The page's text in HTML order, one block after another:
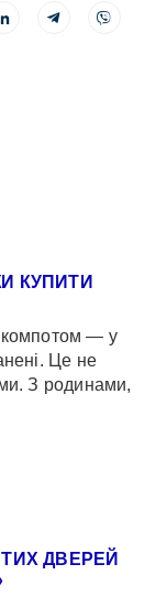
КУПИТИ
компотом — у
Це не
З родинами,
ДВЕРЕЙ